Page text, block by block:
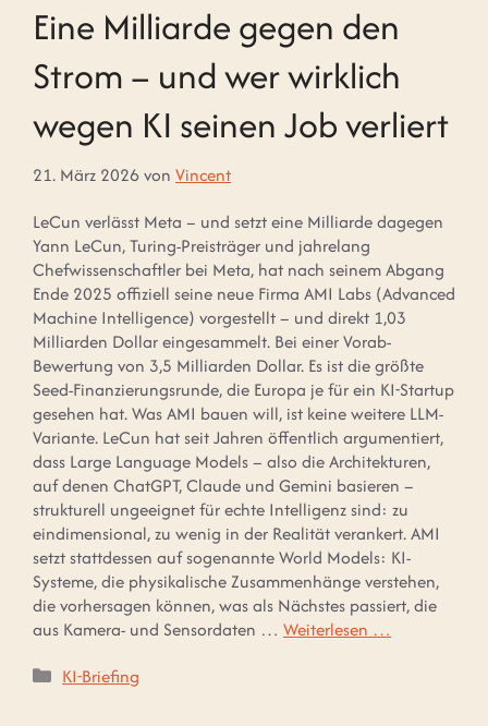
Eine Milliarde gegen den
Strom – und wer wirklich
wegen KI seinen Job verliert
21. März 2026von Vincent
LeCun verlässt Meta – und setzt eine Milliarde dagegen
Yann LeCun, Turing-Preisträger und jahrelang
Chefwissenschaftler bei Meta, hat nach seinem Abgang
Ende 2025 offiziell seine neue Firma AMI Labs (Advanced
Machine Intelligence) vorgestellt – und direkt 1,03
Milliarden Dollar eingesammelt. Bei einer Vorab-
Bewertung von 3,5 Milliarden Dollar. Es ist die größte
Seed-Finanzierungsrunde, die Europa je für ein KI-Startup
gesehen hat. Was AMI bauen will, ist keine weitere LLM-
Variante. LeCun hat seit Jahren öffentlich argumentiert,
dass Large Language Models – also die Architekturen,
auf denen ChatGPT, Claude und Gemini basieren –
strukturell ungeeignet für echte Intelligenz sind: zu
eindimensional, zu wenig in der Realität verankert. AMI
setzt stattdessen auf sogenannte World Models: KI-
Systeme, die physikalische Zusammenhänge verstehen,
die vorhersagen können, was als Nächstes passiert, die
aus Kamera- und Sensordaten … Weiterlesen …
Kategorien
KI-Briefing